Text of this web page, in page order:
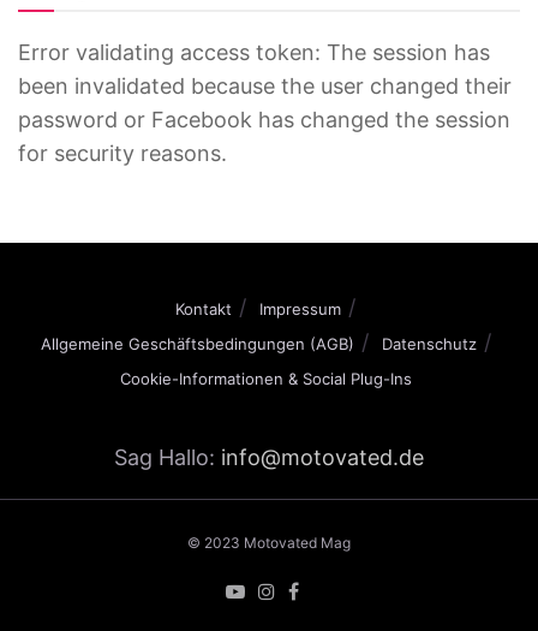
Error validating access token: The session has
been invalidated because the user changed their
password or Facebook has changed the session
for security reasons.
Kontakt
Impressum
Allgemeine Geschäftsbedingungen (AGB)
Datenschutz
Cookie-Informationen & Social Plug-Ins
Sag Hallo: info@motovated.de
© 2023 Motovated Mag